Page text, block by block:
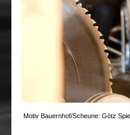
Motiv Bauernhof/Scheune: Götz